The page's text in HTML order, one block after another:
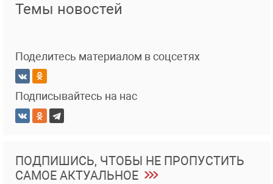
Темы новостей
Поделитесь материалом в соцсетях
Подписывайтесь на нас
ПОДПИШИСЬ, ЧТОБЫ НЕ ПРОПУСТИТЬ
САМОЕ АКТУАЛЬНОЕ